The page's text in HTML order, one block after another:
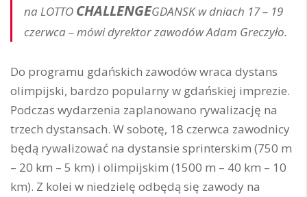
na LOTTO CHALLENGEGDANSKw dniach 17 – 19
czerwca – mówi dyrektor zawodów Adam Greczyło.
Do programu gdańskich zawodów wraca dystans
olimpijski, bardzo popularny w gdańskiej imprezie.
Podczas wydarzenia zaplanowano rywalizację na
trzech dystansach. W sobotę, 18 czerwca zawodnicy
będą rywalizować na dystansie sprinterskim (750 m
– 20 km – 5 km) i olimpijskim (1500 m – 40 km – 10
km). Z kolei w niedzielę odbędą się zawody na